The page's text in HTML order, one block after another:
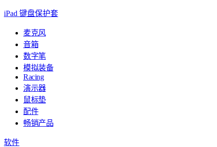
iPad 键盘保护套
麦克风
音箱
数字笔
模拟装备
Racing
演示器
鼠标垫
配件
畅销产品
软件